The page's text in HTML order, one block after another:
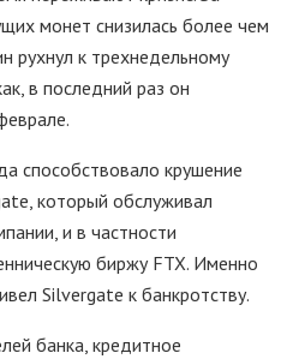
монет снизилась более чем
рухнул к трехнедельному
в последний раз он
способствовало крушение
который обслуживал
и в частности
биржу FTX. Именно
Silvergate к банкротству.
банка, кредитное